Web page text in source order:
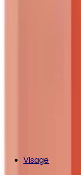
Visage